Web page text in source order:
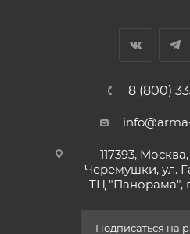
8 (800)
117393,
Черемушки, ул.
ТЦ "Панорама",
Подписаться на